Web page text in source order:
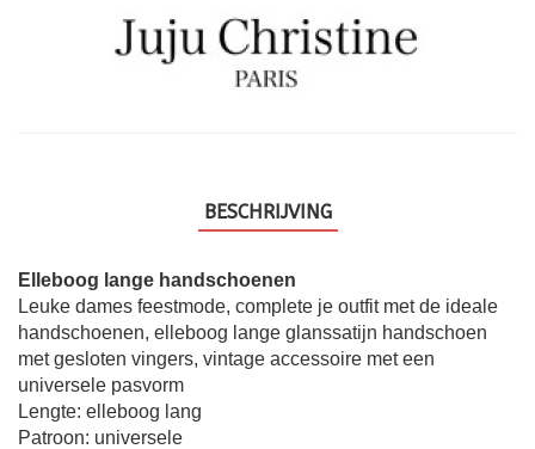
BESCHRIJVING
Elleboog lange handschoenen
Leuke dames feestmode, complete je outfit met de ideale
handschoenen, elleboog lange glanssatijn handschoen
met gesloten vingers, vintage accessoire met een
universele pasvorm
Lengte: elleboog lang
Patroon: universele